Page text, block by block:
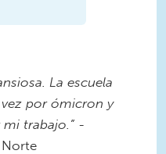
La escuela
por ómicron y
trabajo.” -
Norte